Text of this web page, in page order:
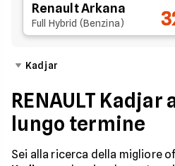
Renault Arkana
Full Hybrid (Benzina)
Kadjar
RENAULT Kadjar
lungo termine
Sei alla ricerca della migliore